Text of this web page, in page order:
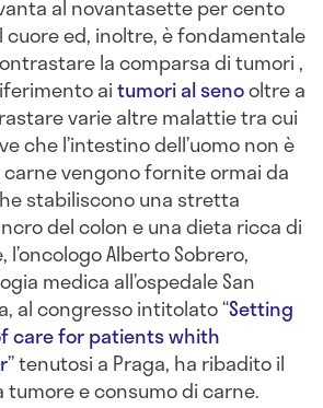
al novantasette per cento
ed, inoltre, è fondamentale
la comparsa di tumori ,
aitumori al senooltre a
varie altre malattie tra cui
che l’intestino dell’uomo non è
vengono fornite ormai da
stabiliscono una stretta
del colon e una dieta ricca di
Alberto Sobrero,
medica all’ospedale San
al congresso intitolato “Setting
care for patients whith
” tenutosi a Praga, ha ribadito il
e consumo di carne.